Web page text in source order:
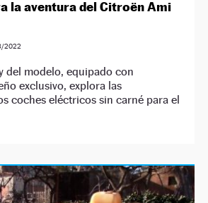
la aventura del Citroën Ami
2022
del modelo, equipado con
exclusivo, explora las
coches eléctricos sin carné para el